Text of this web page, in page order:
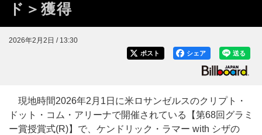
ド＞獲得
2026年2月2日 / 13:30
送る
シェア
ポスト
現地時間2026年2月1日に米ロサンゼルスのクリプト・
ドット・コム・アリーナで開催されている【第68回グラミ
ー賞授賞式(R)】で、ケンドリック・ラマー with シザの